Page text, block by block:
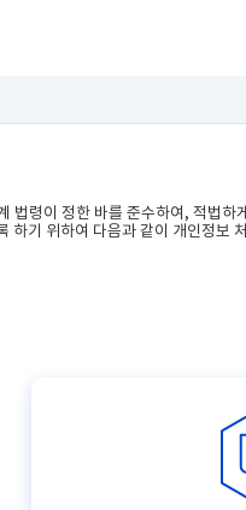
령이 정한 바를 준수하여, 적법
하기 위하여 다음과 같이 개인정보